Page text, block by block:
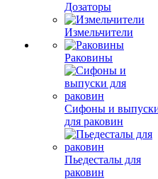
Дозаторы
Измельчители
Раковины
Сифоны и
для раковин
Пьедесталы для
раковин